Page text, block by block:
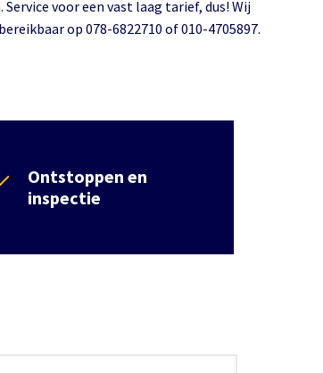
voor een vast laag tarief, dus! Wij
op 078-6822710 of 010-4705897.
Ontstoppen en
inspectie